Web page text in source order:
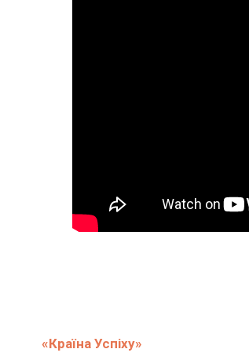
«Країна Успіху»